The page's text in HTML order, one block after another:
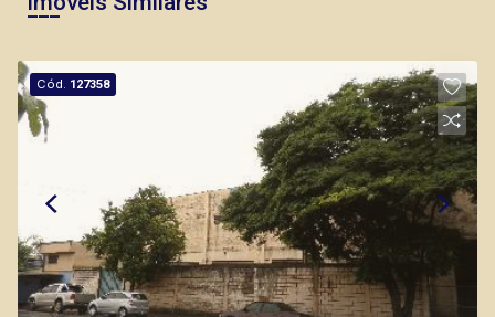
Cód. 127358